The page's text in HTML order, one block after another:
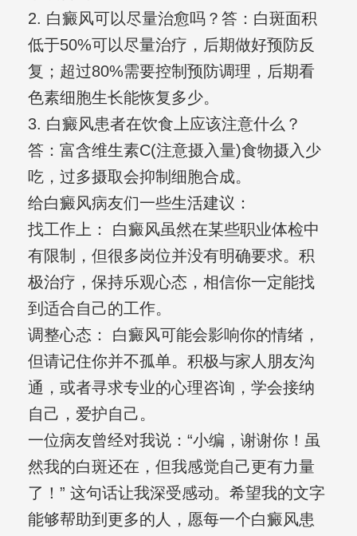
2. 白癜风可以尽量治愈吗？答：白斑面积
低于50%可以尽量治疗，后期做好预防反
复；超过80%需要控制预防调理，后期看
色素细胞生长能恢复多少。
3. 白癜风患者在饮食上应该注意什么？
答：富含维生素C(注意摄入量)食物摄入少
吃，过多摄取会抑制细胞合成。
给白癜风病友们一些生活建议：
找工作上： 白癜风虽然在某些职业体检中
有限制，但很多岗位并没有明确要求。积
极治疗，保持乐观心态，相信你一定能找
到适合自己的工作。
调整心态： 白癜风可能会影响你的情绪，
但请记住你并不孤单。积极与家人朋友沟
通，或者寻求专业的心理咨询，学会接纳
自己，爱护自己。
一位病友曾经对我说：“小编，谢谢你！虽
然我的白斑还在，但我感觉自己更有力量
了！” 这句话让我深受感动。希望我的文字
能够帮助到更多的人，愿每一个白癜风患